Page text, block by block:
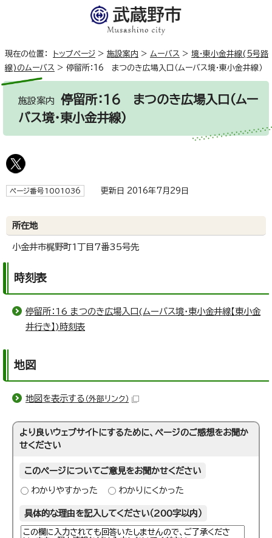
現在の位置： トップページ > 施設案内 > ムーバス > 境・東小金井線(5号路
線)のムーバス > 停留所：16 まつのき広場入口（ムーバス境・東小金井線）
施設案内 停留所：16 まつのき広場入口（ムー
バス境・東小金井線）
ページ番号1001036 更新日 2016年7月29日
所在地
小金井市梶野町1丁目7番35号先
時刻表
停留所：16 まつのき広場入口(ムーバス境・東小金井線【東小金
井行き】)時刻表
地図
地図を表示する （外部リンク）
より良いウェブサイトにするために、ページのご感想をお聞か
せください
このページについてご意見をお聞かせください
わかりやすかった わかりにくかった
具体的な理由を記入してください（200字以内）